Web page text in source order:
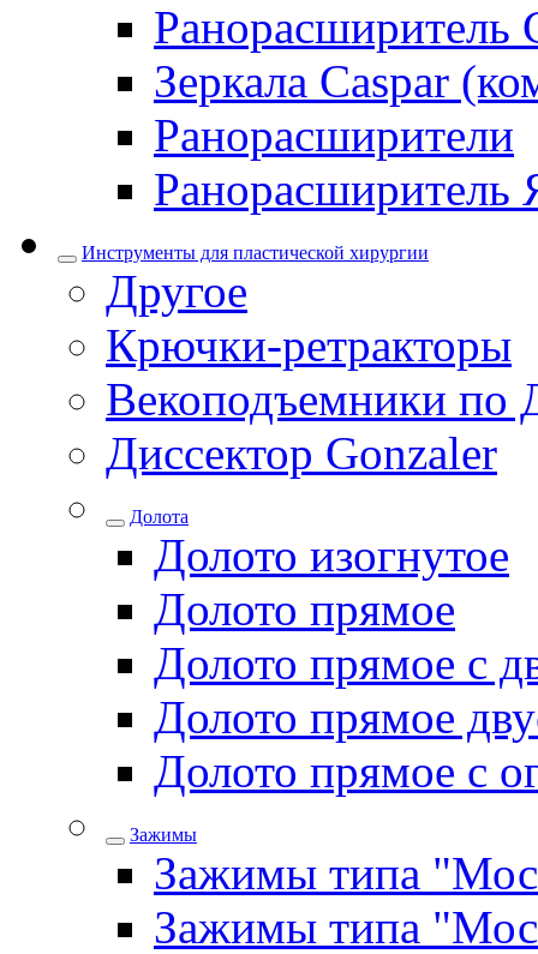
Ранорасширитель
Зеркала Caspar
Ранорасширители
Ранорасширитель
Инструменты для пластической хирургии
Другое
Крючки-ретракторы
Векоподъемники по
Диссектор Gonzaler
Долота
Долото изогнутое
Долото прямое
Долото прямое с
Долото прямое
Долото прямое с
Зажимы
Зажимы типа
Зажимы типа